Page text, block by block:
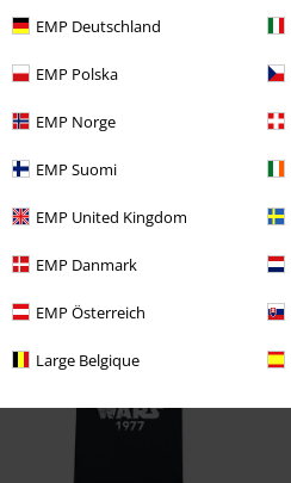
EMP Deutschland
EMP Polska
EMP Norge
EMP Suomi
EMP United Kingdom
EMP Danmark
EMP Österreich
Large Belgique
Naposledy navštívené